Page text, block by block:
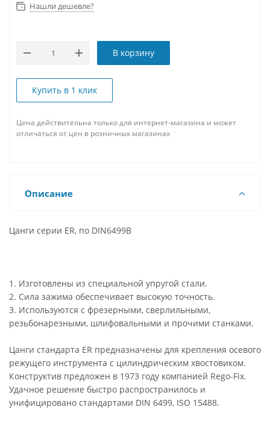
Нашли дешевле?
В корзину
Купить в 1 клик
Цена действительна только для интернет-магазина и может
отличаться от цен в розничных магазинах
Описание
Цанги серии ER, по DIN6499B
1. Изготовлены из специальной упругой стали.
2. Сила зажима обеспечивает высокую точность.
3. Используются с фрезерными, сверлильными,
резьбонарезными, шлифовальными и прочими станками.
Цанги стандарта ER предназначены для крепления осевого
режущего инструмента с цилиндрическим хвостовиком.
Конструктив предложен в 1973 году компанией Rego-Fix.
Удачное решение быстро распространилось и
унифицировано стандартами DIN 6499, ISO 15488.